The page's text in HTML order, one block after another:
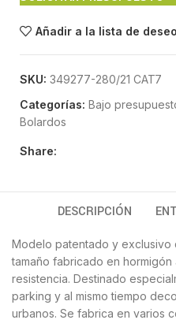
Añadir a la lista de
SKU: 349277-280/21 CAT7
Categorías: Bajo
Bolardos
Share:
DESCRIPCIÓN
Modelo patentado y exclusivo
tamaño fabricado en
resistencia. Destinado
parking y al mismo tiempo
urbanos. Se fabrica en varios